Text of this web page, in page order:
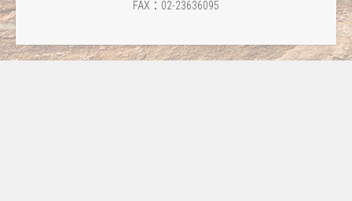
FAX：02-23636095